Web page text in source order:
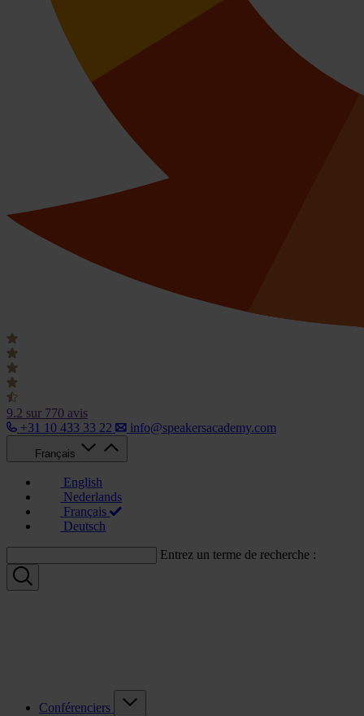
9.2 sur 770 avis
+31 10 433 33 22
info@speakersacademy.com
Français
English
Nederlands
Français
Deutsch
Entrez un terme de recherche :
Conférenciers